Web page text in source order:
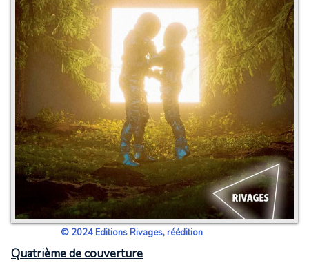
© 2024 Editions Rivages, réédition
Quatrième de couverture